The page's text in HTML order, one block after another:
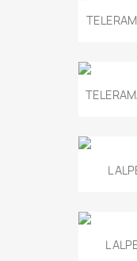
L
L